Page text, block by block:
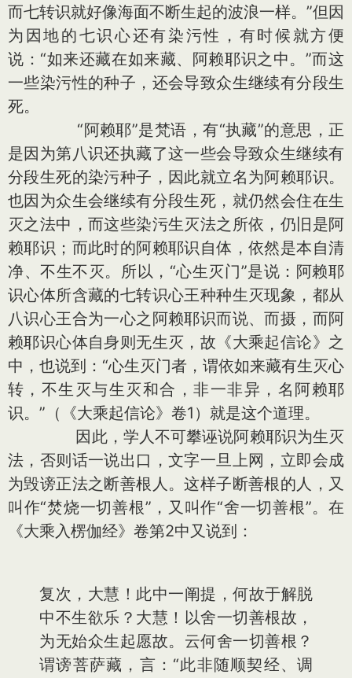
而七转识就好像海面不断生起的波浪一样。”但因
为因地的七识心还有染污性，有时候就方便
说：“如来还藏在如来藏、阿赖耶识之中。”而这
一些染污性的种子，还会导致众生继续有分段生
死。
“阿赖耶”是梵语，有“执藏”的意思，正
是因为第八识还执藏了这一些会导致众生继续有
分段生死的染污种子，因此就立名为阿赖耶识。
也因为众生会继续有分段生死，就仍然会住在生
灭之法中，而这些染污生灭法之所依，仍旧是阿
赖耶识；而此时的阿赖耶识自体，依然是本自清
净、不生不灭。所以，“心生灭门”是说：阿赖耶
识心体所含藏的七转识心王种种生灭现象，都从
八识心王合为一心之阿赖耶识而说、而摄，而阿
赖耶识心体自身则无生灭，故《大乘起信论》之
中，也说到：“心生灭门者，谓依如来藏有生灭心
转，不生灭与生灭和合，非一非异，名阿赖耶
识。”（《大乘起信论》卷1）就是这个道理。
因此，学人不可攀诬说阿赖耶识为生灭
法，否则话一说出口，文字一旦上网，立即会成
为毁谤正法之断善根人。这样子断善根的人，又
叫作“焚烧一切善根”，又叫作“舍一切善根”。在
《大乘入楞伽经》卷第2中又说到：
复次，大慧！此中一阐提，何故于解脱
中不生欲乐？大慧！以舍一切善根故，
为无始众生起愿故。云何舍一切善根？
谓谤菩萨藏，言：“此非随顺契经、调